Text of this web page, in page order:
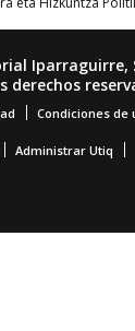
Iparraguirre,
derechos
Condiciones de
Administrar Utiq